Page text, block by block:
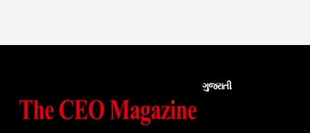
ગુજરાતી